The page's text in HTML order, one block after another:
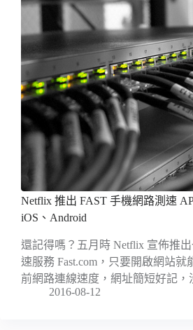
Netflix 推出 FAST 手機網路測速
iOS、Android
還記得嗎？五月時 Netflix 宣佈推出
速服務 Fast.com，只要開啟網站就
前網路連線速度，網址簡短好記
2016-08-12